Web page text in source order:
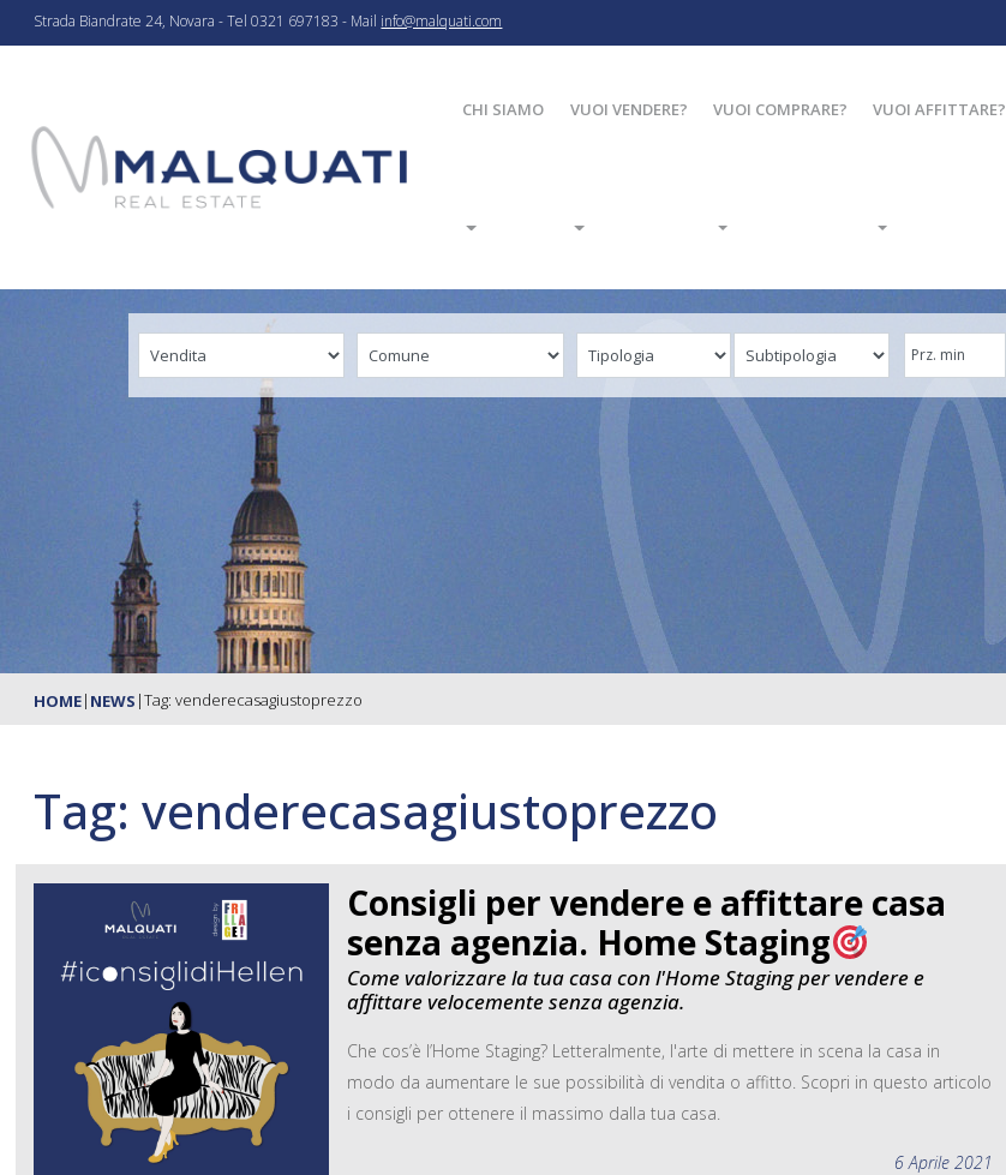
Strada Biandrate 24, Novara - Tel 0321 697183 - Mail info@malquati.com
CHI SIAMO VUOI VENDERE? VUOI COMPRARE? VUOI AFFITTARE?
HOME| NEWS |Tag: venderecasagiustoprezzo
Tag: venderecasagiustoprezzo
Consigli per vendere e affittare casa
senza agenzia. Home Staging
Come valorizzare la tua casa con l'Home Staging per vendere e
affittare velocemente senza agenzia.
Che cos’è l’Home Staging? Letteralmente, l'arte di mettere in scena la casa in
modo da aumentare le sue possibilità di vendita o affitto. Scopri in questo articolo
i consigli per ottenere il massimo dalla tua casa.
6 Aprile 2021